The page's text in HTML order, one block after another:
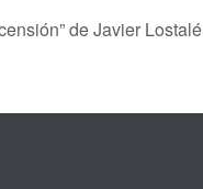
de Javier Lostalé